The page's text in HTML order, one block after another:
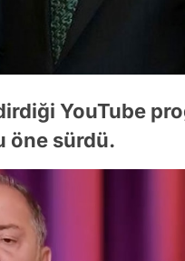
YouTube
öne sürdü.